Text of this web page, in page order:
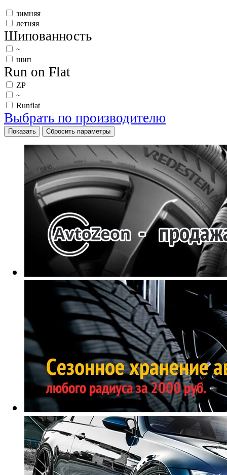
зимняя
летняя
Шипованность
~
шип
Run on Flat
ZP
~
Runflat
Выбрать по производителю